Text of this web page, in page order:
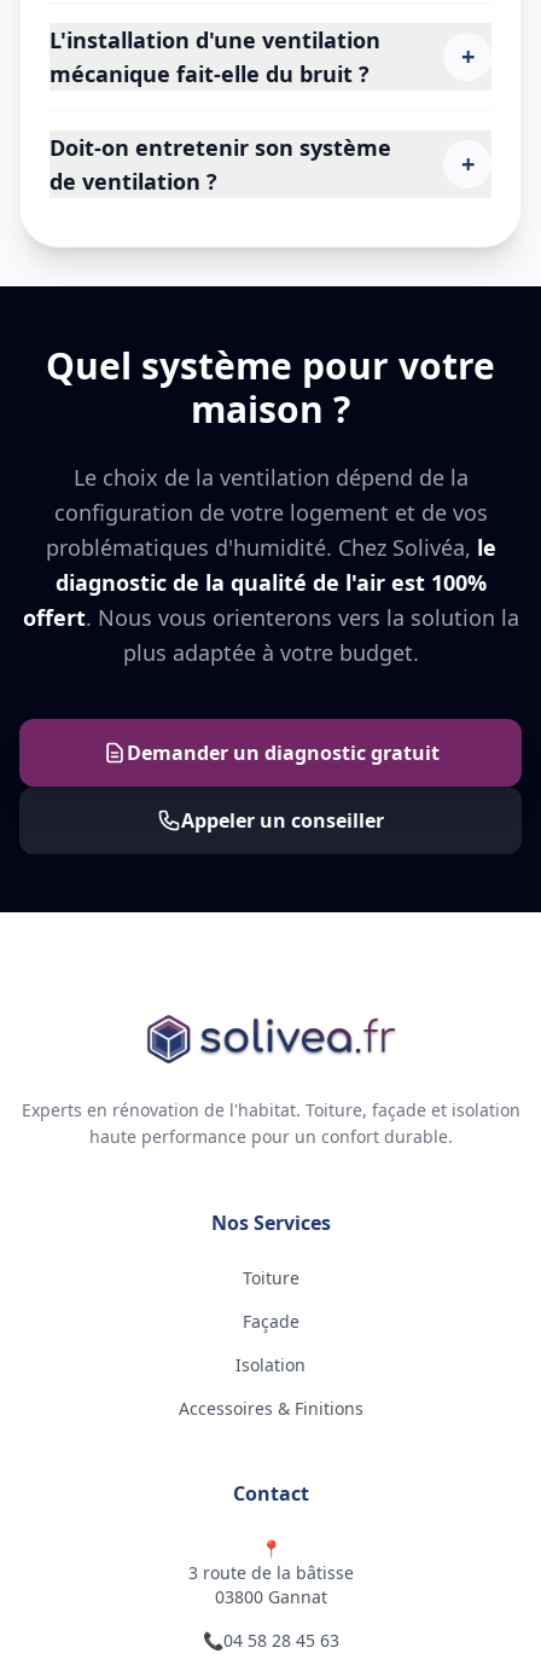
L'installation d'une ventilation
mécanique fait-elle du bruit ?
+
Doit-on entretenir son système
de ventilation ?
+
Quel système pour votre
maison ?
Le choix de la ventilation dépend de la
configuration de votre logement et de vos
problématiques d'humidité. Chez Solivéa, le
diagnostic de la qualité de l'air est 100%
offert. Nous vous orienterons vers la solution la
plus adaptée à votre budget.
Demander un diagnostic gratuit
Appeler un conseiller
Experts en rénovation de l'habitat. Toiture, façade et isolation
haute performance pour un confort durable.
Nos Services
Toiture
Façade
Isolation
Accessoires & Finitions
Contact
📍
3 route de la bâtisse
03800 Gannat
📞04 58 28 45 63